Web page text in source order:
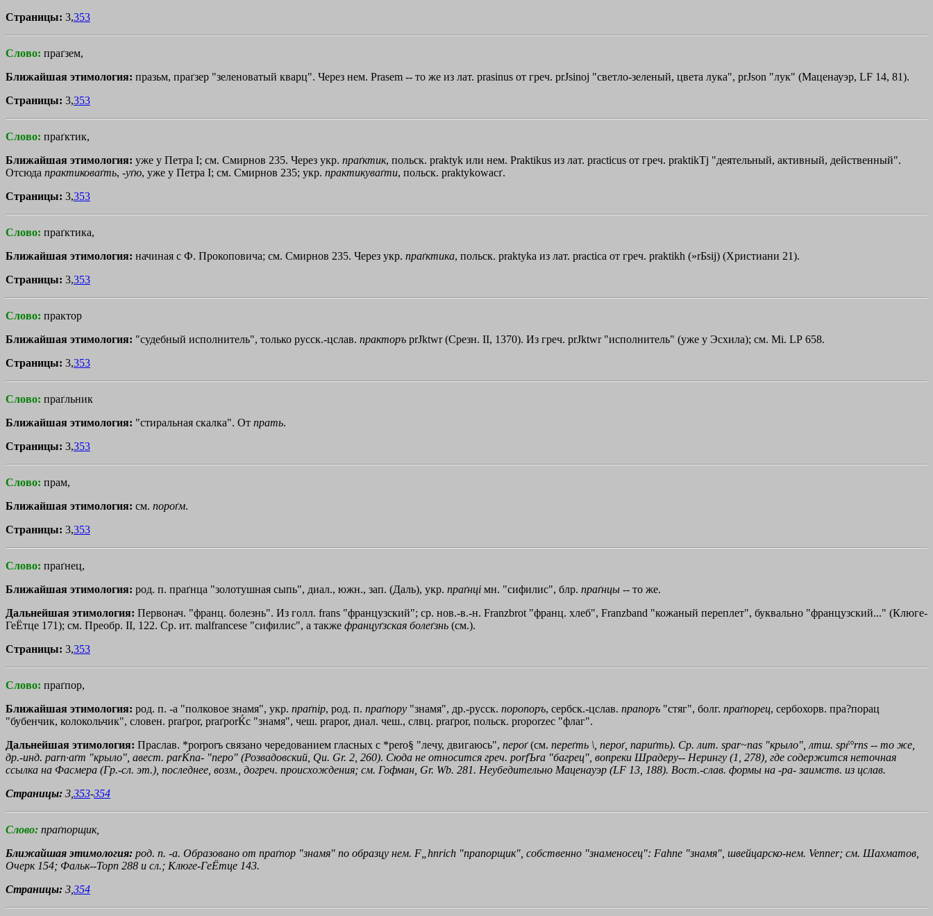
Страницы: 3,353
Слово: праґзем,
Ближайшая этимология: празьм, праґзер "зеленоватый кварц". Через нем. Рrаsеm -- то же из лат. prasinus от греч. prЈsinoj "светло-зеленый, цвета лука", prЈson "лук" (Маценауэр, LF 14, 81).
Страницы: 3,353
Слово: праґктик,
Ближайшая этимология: уже у Петра I; см. Смирнов 235. Через укр. праґктик, польск. рrаktуk или нем. Praktikus из лат. рrасtiсus от греч. praktikТj "деятельный, активный, действенный".
Отсюда практиковаґть, -уґю, уже у Петра I; см. Смирнов 235; укр. практикуваґти, польск. praktykowacґ.
Страницы: 3,353
Слово: праґктика,
Ближайшая этимология: начиная с Ф. Прокоповича; см. Смирнов 235. Через укр. праґктика, польск. praktyka из лат. рrасtiса от греч. praktikh (»rБsij) (Христиани 21).
Страницы: 3,353
Слово: практор
Ближайшая этимология: "судебный исполнитель", только русск.-цслав. практоръ prЈktwr(Срезн. II, 1370). Из греч. prЈktwr"исполнитель" (уже у Эсхила); см. Мi. LР 658.
Страницы: 3,353
Слово: праґльник
Ближайшая этимология: "стиральная скалка". От прать.
Страницы: 3,353
Слово: прам,
Ближайшая этимология: см. пороґм.
Страницы: 3,353
Слово: праґнец,
Ближайшая этимология: род. п. праґнца "золотушная сыпь", диал., южн., зап. (Даль), укр. праґнцi мн. "сифилис", блр. праґнцы -- то же.
Дальнейшая этимология: Первонач. "франц. болезнь". Из голл. frans "французский"; ср. нов.-в.-н. Franzbrot "франц. хлеб", Franzband "кожаный переплет", буквально "французский..." (Клюге-
ГеЁтце 171); см. Преобр. II, 122. Ср. ит. malfrancese "сифилис", а также француґзская болеґзнь (см.).
Страницы: 3,353
Слово: праґпор,
Ближайшая этимология: род. п. -а "полковое знамя", укр. праґпiр, род. п. праґпору "знамя", др.-русск. поропоръ, сербск.-цслав. прапоръ "стяг", болг. праґпорец, сербохорв. пра?порац
"бубенчик, колокольчик", словен. рraґроr, рraґроrЌс "знамя", чеш. рrароr, диал. чеш., слвц. рraґроr, польск. рrороrzес "флаг".
Дальнейшая этимология: Праслав. *роrроrъ связано чередованием гласных с *реro§ "лечу, двигаюсь", пероґ(см. переґть \, пероґ, париґть). Ср. лит. sраr~nаs "крыло", лтш. spѓ°rns -- то же,
др.-инд. parn·aґm "крыло", авест. раrЌnа- "перо" (Розвадовский, Qu. Gr. 2, 260). Сюда не относится греч. porfЪra "багрец", вопреки Шрадеру-- Нерингу (1, 278), где содержится неточная
ссылка на Фасмера (Гр.-сл. эт.), последнее, возм., догреч. происхождения; см. Гофман, Gr. Wb. 281. Неубедительно Маценауэр (LF 13, 188). Вост.-слав. формы на -ра- заимств. из цслав.
Страницы: 3, 353-354
Слово: праґпорщик,
Ближайшая этимология: род. п. -а. Образовано от праґпор "знамя" по образцу нем. F„hnrich "прапорщик", собственно "знаменосец": Fahne "знамя", швейцарско-нем. Venner; см. Шахматов,
Очерк 154; Фальк--Торп 288 и сл.; Клюге-ГеЁтце 143.
Страницы: 3, 354